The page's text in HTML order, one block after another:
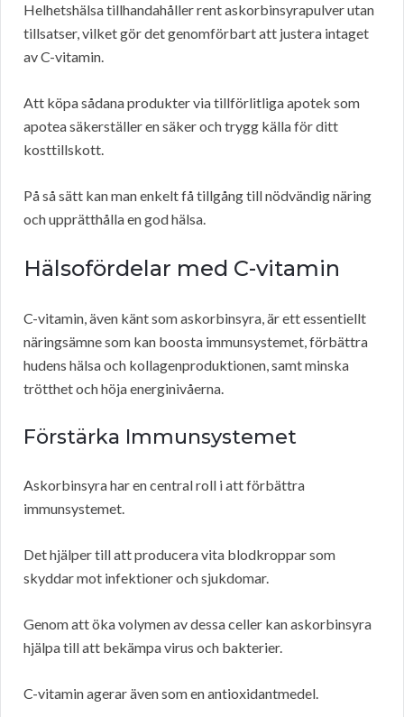
Helhetshälsa tillhandahåller rent askorbinsyrapulver utan
tillsatser, vilket gör det genomförbart att justera intaget
av C-vitamin.
Att köpa sådana produkter via tillförlitliga apotek som
apotea säkerställer en säker och trygg källa för ditt
kosttillskott.
På så sätt kan man enkelt få tillgång till nödvändig näring
och upprätthålla en god hälsa.
Hälsofördelar med C-vitamin
C-vitamin, även känt som askorbinsyra, är ett essentiellt
näringsämne som kan boosta immunsystemet, förbättra
hudens hälsa och kollagenproduktionen, samt minska
trötthet och höja energinivåerna.
Förstärka Immunsystemet
Askorbinsyra har en central roll i att förbättra
immunsystemet.
Det hjälper till att producera vita blodkroppar som
skyddar mot infektioner och sjukdomar.
Genom att öka volymen av dessa celler kan askorbinsyra
hjälpa till att bekämpa virus och bakterier.
C-vitamin agerar även som en antioxidantmedel.